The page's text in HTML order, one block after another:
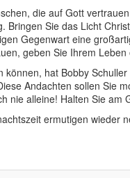
die auf Gott
Bringen Sie das Licht
Gegenwart eine
geben Sie Ihrem
hat Bobby
Andachten sollen Sie
nie alleine! Halten Sie am
ermutigen wieder